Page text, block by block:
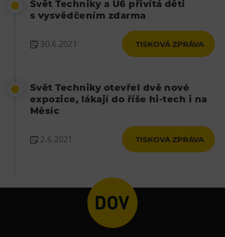
Svět Techniky a U6 přivítá děti
s vysvědčením zdarma
30.6.2021 TISKOVÁ ZPRÁVA
Svět Techniky otevřel dvě nové
expozice, lákají do říše hi-tech i na
Měsíc
2.6.2021 TISKOVÁ ZPRÁVA